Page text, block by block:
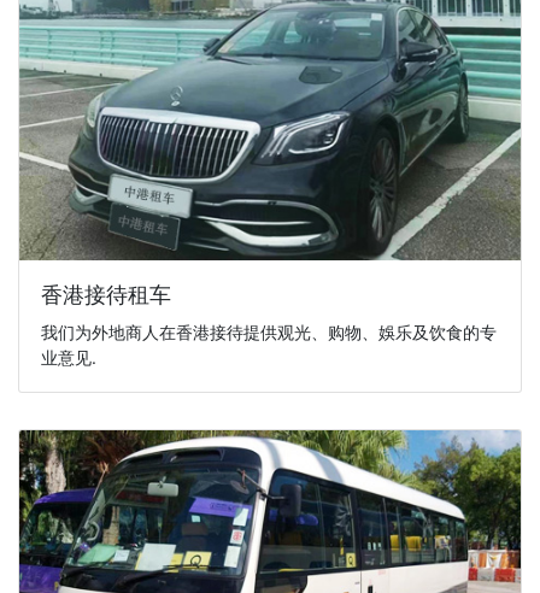
香港接待租车
我们为外地商人在香港接待提供观光、购物、娛乐及饮食的专
业意见.